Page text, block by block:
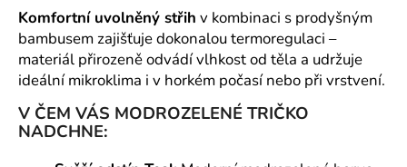
Komfortní uvolněný střih v kombinaci s prodyšným
bambusem zajišťuje dokonalou termoregulaci –
materiál přirozeně odvádí vlhkost od těla a udržuje
ideální mikroklima i v horkém počasí nebo při vrstvení.
V ČEM VÁS MODROZELENÉ TRIČKO
NADCHNE: